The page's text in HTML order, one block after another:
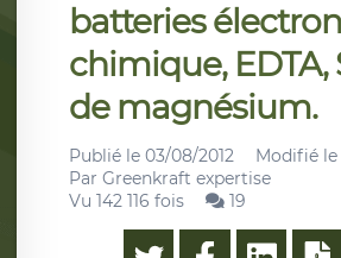
batteries
chimique, EDTA,
de magnésium.
Publié le 03/08/2012 Modifié le
Par Greenkraft expertise
Vu 142 116 fois
19